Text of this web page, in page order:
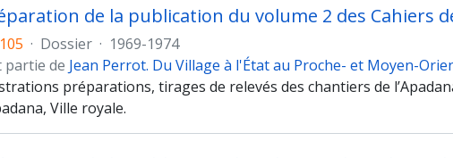
de la publication du volume 2 des Cahiers
· Dossier · 1969-1974
partie de Jean Perrot. Du Village à l'État au Proche- et Moyen-
préparations, tirages de relevés des chantiers de
Ville royale.